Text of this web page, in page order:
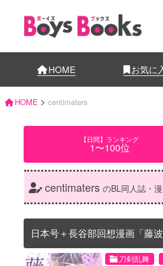
HOME お気に
HOME > centimaters
【日間】ランキング
1〜100位
centimatersのBL同人誌・
日本号＋長谷部回想漫画「藤
刀剣乱舞